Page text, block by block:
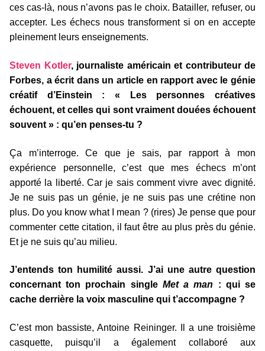
ces cas-là, nous n’avons pas le choix. Batailler, refuser, ou
accepter. Les échecs nous transforment si on en accepte
pleinement leurs enseignements.
Steven Kotler, journaliste américain et contributeur de
Forbes, a écrit dans un article en rapport avec le génie
créatif d’Einstein : « Les personnes créatives
échouent, et celles qui sont vraiment douées échouent
souvent » : qu’en penses-tu ?
Ça m’interroge. Ce que je sais, par rapport à mon
expérience personnelle, c’est que mes échecs m’ont
apporté la liberté. Car je sais comment vivre avec dignité.
Je ne suis pas un génie, je ne suis pas une crétine non
plus. Do you know what I mean ? (rires) Je pense que pour
commenter cette citation, il faut être au plus près du génie.
Et je ne suis qu’au milieu.
J’entends ton humilité aussi. J’ai une autre question
concernant ton prochain single Met a man : qui se
cache derrière la voix masculine qui t’accompagne ?
C’est mon bassiste, Antoine Reininger. Il a une troisième
casquette, puisqu’il a également collaboré aux